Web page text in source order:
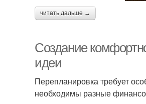
читать дальше →
Создание
идеи
Перепланировка требует
необходимы разные